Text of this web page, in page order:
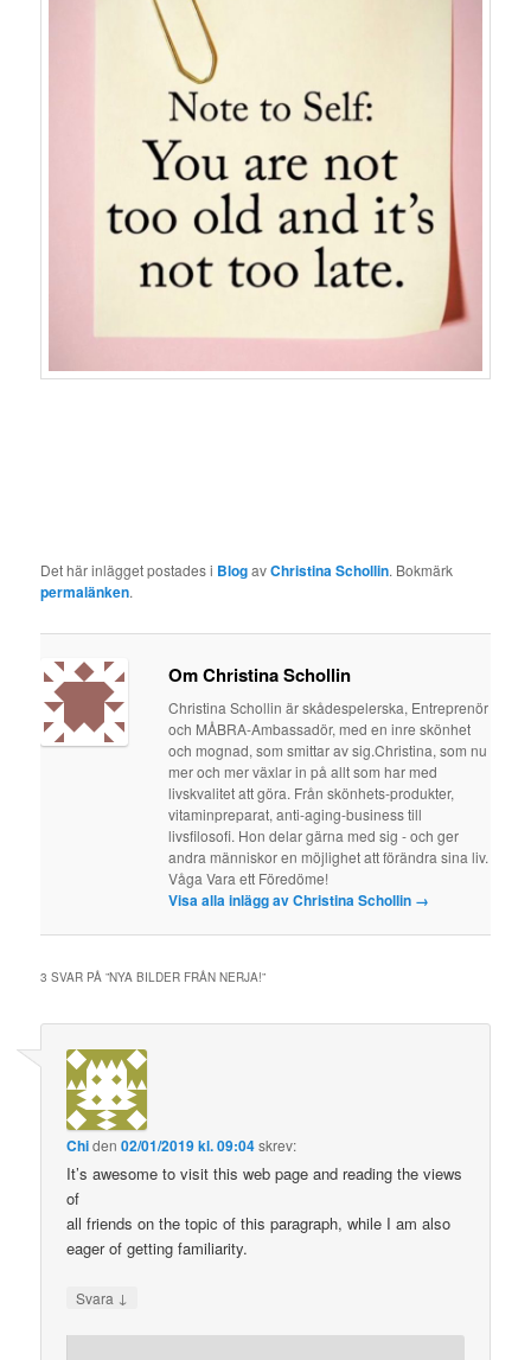
Det här inlägget postades i BlogavChristina Schollin. Bokmärk
permalänken.
Om Christina Schollin
Christina Schollin är skådespelerska, Entreprenör
och MÅBRA-Ambassadör, med en inre skönhet
och mognad, som smittar av sig.Christina, som nu
mer och mer växlar in på allt som har med
livskvalitet att göra. Från skönhets-produkter,
vitaminpreparat, anti-aging-business till
livsfilosofi. Hon delar gärna med sig - och ger
andra människor en möjlighet att förändra sina liv.
Våga Vara ett Föredöme!
Visa alla inlägg av Christina Schollin →
3 SVAR PÅ ”NYA BILDER FRÅN NERJA!”
Chiden02/01/2019 kl. 09:04skrev:
It’s awesome to visit this web page and reading the views
of
all friends on the topic of this paragraph, while I am also
eager of getting familiarity.
Svara ↓